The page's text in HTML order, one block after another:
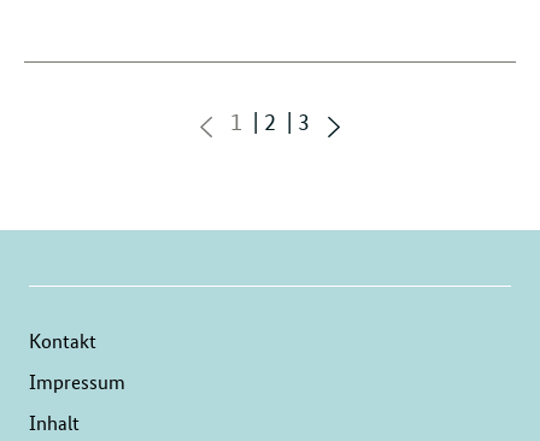
Seite
1 Seite
2 Seite
3
Kontakt
Impressum
Inhalt